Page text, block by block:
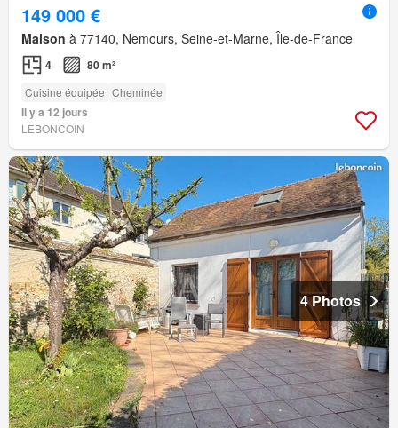
149 000 €
Maison à 77140, Nemours, Seine-et-Marne, Île-de-France
4 80 m²
Cuisine équipée Cheminée
Il y a 12 jours
LEBONCOIN
4 Photos